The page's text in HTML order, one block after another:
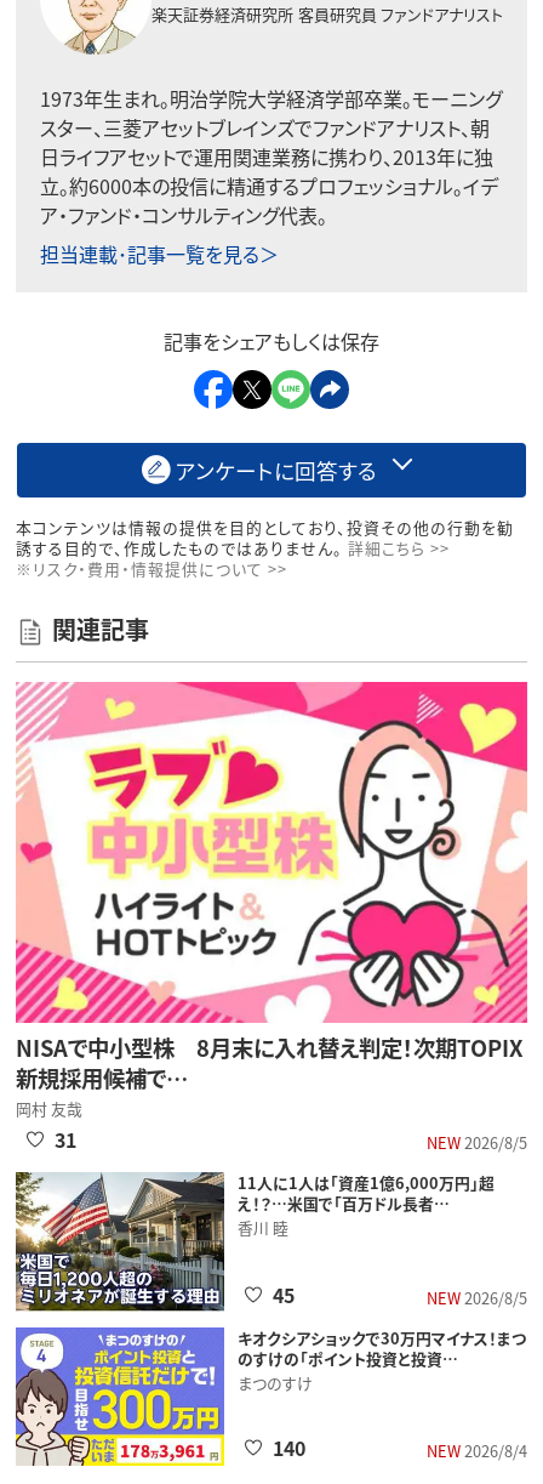
楽天証券経済研究所 客員研究員 ファンドアナリスト
1973年生まれ。明治学院大学経済学部卒業。モーニング
スター、三菱アセットブレインズでファンドアナリスト、朝
日ライフアセットで運用関連業務に携わり、2013年に独
立。約6000本の投信に精通するプロフェッショナル。イデ
ア・ファンド・コンサルティング代表。
担当連載･記事一覧を見る＞
記事をシェアもしくは保存
アンケートに回答する
本コンテンツは情報の提供を目的としており、投資その他の行動を勧
誘する目的で、作成したものではありません。 詳細こちら >>
※リスク・費用・情報提供について >>
関連記事
NISAで中小型株 8月末に入れ替え判定！次期TOPIX
新規採用候補で…
岡村 友哉
NEW2026/8/5
31
11人に1人は「資産1億6,000万円」超
え！？…米国で「百万ドル長者…
香川 睦
NEW2026/8/5
45
キオクシアショックで30万円マイナス！まつ
のすけの「ポイント投資と投資…
まつのすけ
NEW2026/8/4
140